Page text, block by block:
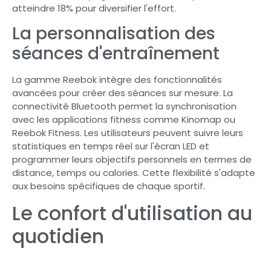
atteindre 18% pour diversifier l'effort.
La personnalisation des
séances d'entraînement
La gamme Reebok intègre des fonctionnalités
avancées pour créer des séances sur mesure. La
connectivité Bluetooth permet la synchronisation
avec les applications fitness comme Kinomap ou
Reebok Fitness. Les utilisateurs peuvent suivre leurs
statistiques en temps réel sur l'écran LED et
programmer leurs objectifs personnels en termes de
distance, temps ou calories. Cette flexibilité s'adapte
aux besoins spécifiques de chaque sportif.
Le confort d'utilisation au
quotidien